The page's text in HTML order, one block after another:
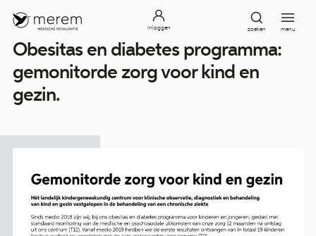
inloggen zoeken menu
Obesitas en diabetes programma:
gemonitorde zorg voor kind en
gezin.